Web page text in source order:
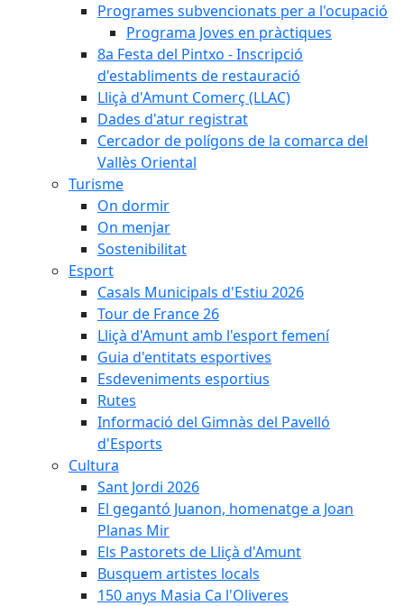
Programes subvencionats per a l'ocupació
Programa Joves en pràctiques
8a Festa del Pintxo - Inscripció
d'establiments de restauració
Lliçà d'Amunt Comerç (LLAC)
Dades d'atur registrat
Cercador de polígons de la comarca del
Vallès Oriental
Turisme
On dormir
On menjar
Sostenibilitat
Esport
Casals Municipals d'Estiu 2026
Tour de France 26
Lliçà d'Amunt amb l'esport femení
Guia d'entitats esportives
Esdeveniments esportius
Rutes
Informació del Gimnàs del Pavelló
d'Esports
Cultura
Sant Jordi 2026
El gegantó Juanon, homenatge a Joan
Planas Mir
Els Pastorets de Lliçà d'Amunt
Busquem artistes locals
150 anys Masia Ca l'Oliveres